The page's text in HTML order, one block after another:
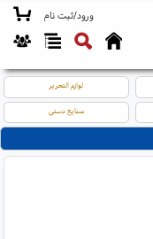
ورود/ثبت نام
لوازم التحریر
صنایع دستی